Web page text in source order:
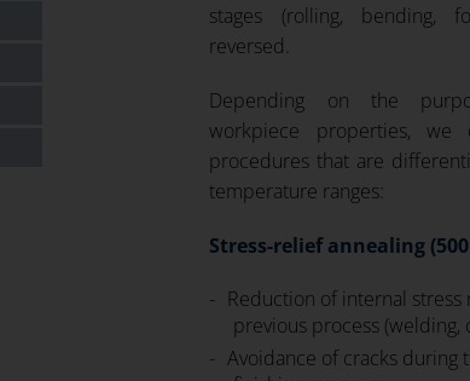
stages (rolling, bending,
reversed.
Depending on the
workpiece properties, we
procedures that are
temperature ranges:
Stress-relief annealing (500
Reduction of internal
previous process (welding,
Avoidance of cracks during